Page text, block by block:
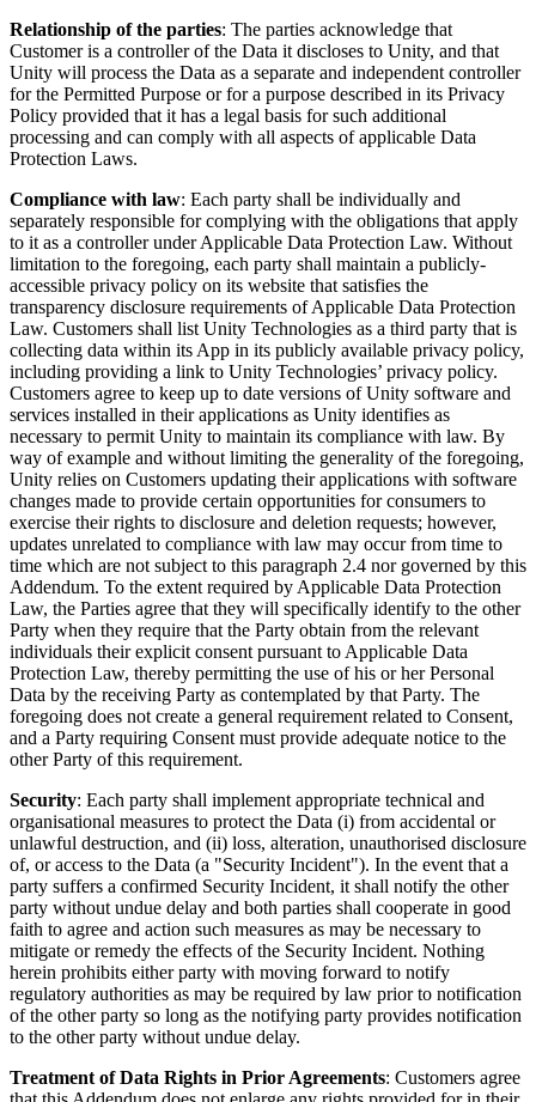
Relationship of the parties: The parties acknowledge that
Customer is a controller of the Data it discloses to Unity, and that
Unity will process the Data as a separate and independent controller
for the Permitted Purpose or for a purpose described in its Privacy
Policy provided that it has a legal basis for such additional
processing and can comply with all aspects of applicable Data
Protection Laws.
Compliance with law: Each party shall be individually and
separately responsible for complying with the obligations that apply
to it as a controller under Applicable Data Protection Law. Without
limitation to the foregoing, each party shall maintain a publicly-
accessible privacy policy on its website that satisfies the
transparency disclosure requirements of Applicable Data Protection
Law. Customers shall list Unity Technologies as a third party that is
collecting data within its App in its publicly available privacy policy,
including providing a link to Unity Technologies’ privacy policy.
Customers agree to keep up to date versions of Unity software and
services installed in their applications as Unity identifies as
necessary to permit Unity to maintain its compliance with law. By
way of example and without limiting the generality of the foregoing,
Unity relies on Customers updating their applications with software
changes made to provide certain opportunities for consumers to
exercise their rights to disclosure and deletion requests; however,
updates unrelated to compliance with law may occur from time to
time which are not subject to this paragraph 2.4 nor governed by this
Addendum. To the extent required by Applicable Data Protection
Law, the Parties agree that they will specifically identify to the other
Party when they require that the Party obtain from the relevant
individuals their explicit consent pursuant to Applicable Data
Protection Law, thereby permitting the use of his or her Personal
Data by the receiving Party as contemplated by that Party. The
foregoing does not create a general requirement related to Consent,
and a Party requiring Consent must provide adequate notice to the
other Party of this requirement.
Security: Each party shall implement appropriate technical and
organisational measures to protect the Data (i) from accidental or
unlawful destruction, and (ii) loss, alteration, unauthorised disclosure
of, or access to the Data (a "Security Incident"). In the event that a
party suffers a confirmed Security Incident, it shall notify the other
party without undue delay and both parties shall cooperate in good
faith to agree and action such measures as may be necessary to
mitigate or remedy the effects of the Security Incident. Nothing
herein prohibits either party with moving forward to notify
regulatory authorities as may be required by law prior to notification
of the other party so long as the notifying party provides notification
to the other party without undue delay.
Treatment of Data Rights in Prior Agreements: Customers agree